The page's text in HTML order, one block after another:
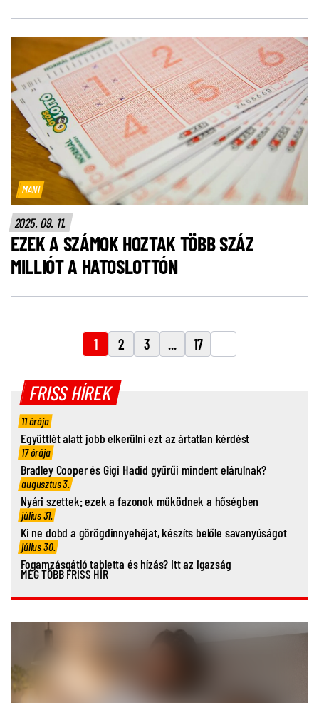
MANI
2025. 09. 11.
EZEK A SZÁMOK HOZTAK TÖBB SZÁZ
MILLIÓT A HATOSLOTTÓN
1 2 3 ... 17
FRISS HÍREK
11 órája
Együttlét alatt jobb elkerülni ezt az ártatlan kérdést
17 órája
Bradley Cooper és Gigi Hadid gyűrűi mindent elárulnak?
augusztus 3.
Nyári szettek: ezek a fazonok működnek a hőségben
július 31.
Ki ne dobd a görögdinnyehéjat, készíts belőle savanyúságot
július 30.
Fogamzásgátló tabletta és hízás? Itt az igazság
MÉG TÖBB FRISS HÍR